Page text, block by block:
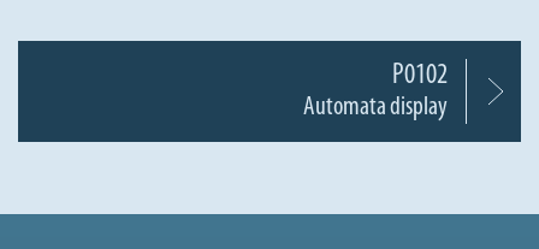
P0102
Automata display